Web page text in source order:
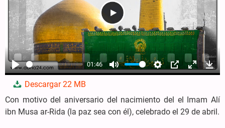
Play
01:46
Mute Settings
PIP Enter
Descargar22 MB
Con motivo del aniversario del nacimiento del el Imam Alí
ibn Musa ar-Rida (la paz sea con él), celebrado el 29 de abril.